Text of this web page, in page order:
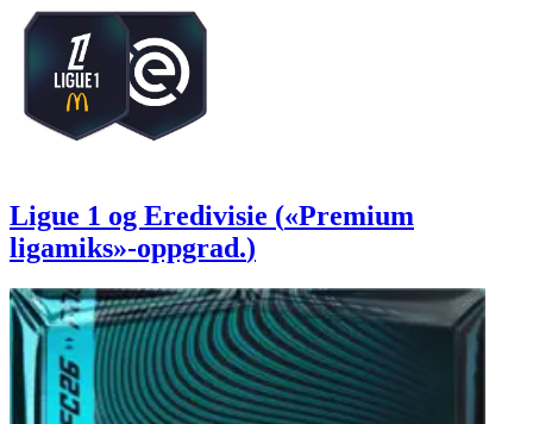
Ligue 1 og Eredivisie («Premium
ligamiks»-oppgrad.)